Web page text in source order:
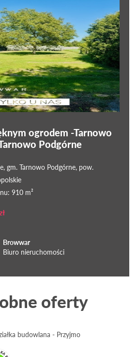
ogrodem -Tarnowo
Podgórne
gm. Tarnowo Podgórne, pow.
910 m²
Browwar
Biuro nieruchomości
oferty